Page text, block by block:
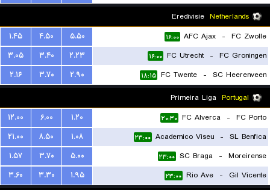
Netherlands
FC Zwolle
-
AFC Ajax ۱۶:۰۰ ۵.۵۰ ۴.۵۰
۱.۴۵
FC Groningen
-
FC Utrecht ۱۶:۰۰ ۲.۲۳ ۳.۴۰
۳.۰۵
SC Heerenveen
-
FC Twente ۱۸:۱۵ ۲.۹۰ ۳.۷۰
۲.۱۶
Portugal
FC Porto
-
FC Alverca ۲۰:۳۰ ۱.۲۰ ۶.۰۰
۱۲.۰۰
SL Benfica
-
Academico Viseu ۲۳:۰۰ ۱.۰۸ ۸.۵۰
۲۱.۰۰
Moreirense
-
SC Braga ۲۳:۰۰ ۵.۰۰ ۳.۷۰
۱.۵۷
Gil Vicente
-
Rio Ave ۲۳:۰۰ ۱.۹۵ ۳.۳۰
۳.۶۰